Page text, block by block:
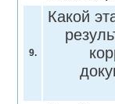
9.
Какой